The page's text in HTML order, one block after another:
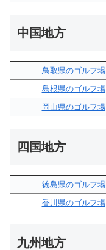
中国地方
鳥取県のゴルフ場
島根県のゴルフ場
岡山県のゴルフ場
四国地方
徳島県のゴルフ場
香川県のゴルフ場
九州地方